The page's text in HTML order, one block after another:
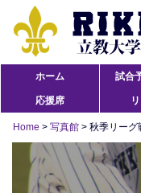
ホーム 試合
応援席
Home > 写真館 > 秋季リーグ